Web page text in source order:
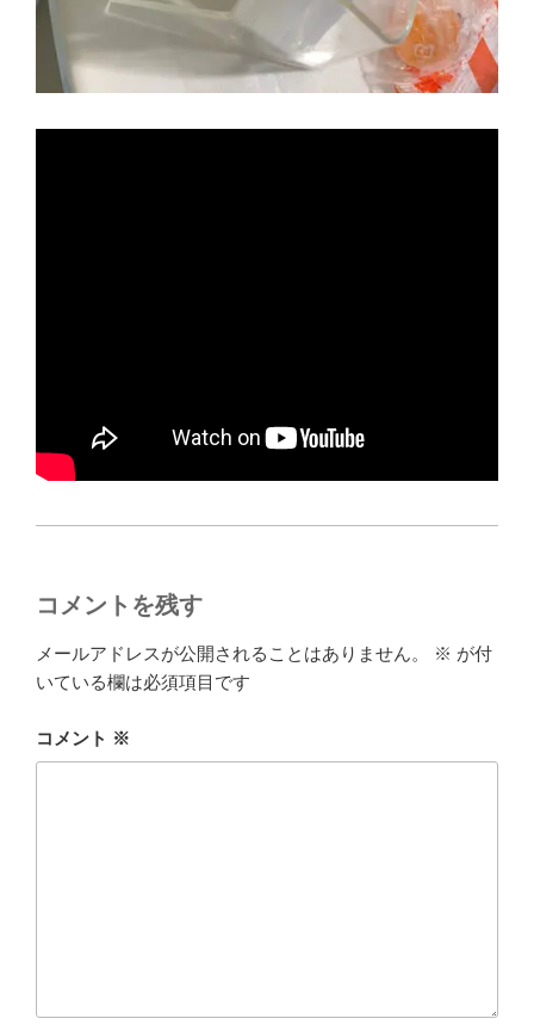
コメントを残す
メールアドレスが公開されることはありません。 ※ が付
いている欄は必須項目です
コメント ※